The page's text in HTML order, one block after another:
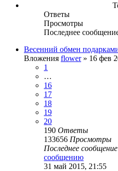
Ответы
Просмотры
Последнее
Весенний обмен
Вложения flower» 16 фев
1
…
16
17
18
19
20
190 Ответы
133656 Просмотры
Последнее сообщение
сообщению
31 май 2015, 21:55